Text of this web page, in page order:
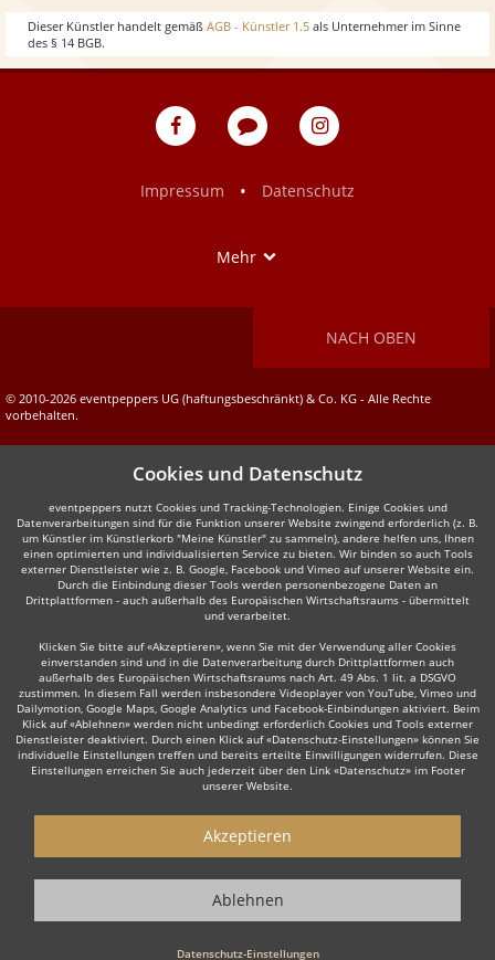
Dieser Künstler handelt gemäß AGB - Künstler 1.5 als Unternehmer im Sinne
des § 14 BGB.
eventpeppers
Blog
eventpeppers
Impressum
• Datenschutz
Mehr
NACH OBEN
© 2010-2026 eventpeppers UG (haftungsbeschränkt) & Co. KG - Alle Rechte
vorbehalten.
Cookies und Datenschutz
eventpeppers nutzt Cookies und Tracking-Technologien. Einige Cookies und
Datenverarbeitungen sind für die Funktion unserer Website zwingend erforderlich (z. B.
um Künstler im Künstlerkorb "Meine Künstler" zu sammeln), andere helfen uns, Ihnen
einen optimierten und individualisierten Service zu bieten. Wir binden so auch Tools
externer Dienstleister wie z. B. Google, Facebook und Vimeo auf unserer Website ein.
Durch die Einbindung dieser Tools werden personenbezogene Daten an
Drittplattformen - auch außerhalb des Europäischen Wirtschaftsraums - übermittelt
und verarbeitet.
Klicken Sie bitte auf «Akzeptieren», wenn Sie mit der Verwendung aller Cookies
einverstanden sind und in die Datenverarbeitung durch Drittplattformen auch
außerhalb des Europäischen Wirtschaftsraums nach Art. 49 Abs. 1 lit. a DSGVO
zustimmen. In diesem Fall werden insbesondere Videoplayer von YouTube, Vimeo und
Dailymotion, Google Maps, Google Analytics und Facebook-Einbindungen aktiviert. Beim
Klick auf «Ablehnen» werden nicht unbedingt erforderlich Cookies und Tools externer
Dienstleister deaktiviert. Durch einen Klick auf «Datenschutz-Einstellungen» können Sie
individuelle Einstellungen treffen und bereits erteilte Einwilligungen widerrufen. Diese
Einstellungen erreichen Sie auch jederzeit über den Link «Datenschutz» im Footer
unserer Website.
Datenschutz-Einstellungen
Akzeptieren
Ablehnen